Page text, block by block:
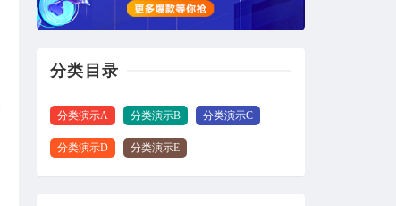
很好！
久伴博客 2020-09-17
66666666666666666
分类目录
分类演示A 分类演示B 分类演示C
分类演示D 分类演示E